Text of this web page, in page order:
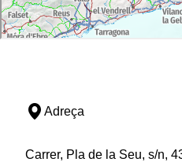
Adreça
Carrer, Pla de la Seu, s/n,